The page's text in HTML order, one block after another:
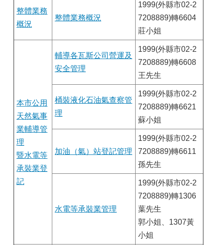
整體業務
概況
整體業務概況
1999(外縣市02-2
7208889)轉6604
莊小姐
本市公用
天然氣事
業輔導管
理
暨水電等
承裝業登
記
輔導各瓦斯公司營運及
安全管理
1999(外縣市02-2
7208889)轉6608
王先生
桶裝液化石油氣查察管
理
1999(外縣市02-2
7208889)轉6621
蘇小姐
加油（氣）站登記管理
1999(外縣市02-2
7208889)轉6611
孫先生
水電等承裝業管理
1999(外縣市02-2
7208889)轉1306
葉先生
郭小姐、1307黃
小姐